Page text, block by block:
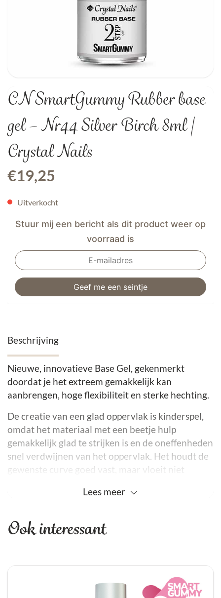
CN SmartGummy Rubber base
gel – Nr44 Silver Birch 8ml |
Crystal Nails
€19,25
Uitverkocht
Stuur mij een bericht als dit product weer op
voorraad is
Beschrijving
Nieuwe, innovatieve Base Gel, gekenmerkt
doordat je het extreem gemakkelijk kan
aanbrengen, hoge flexibiliteit en sterke hechting.
De creatie van een glad oppervlak is kinderspel,
omdat het materiaal met een beetje hulp
gemakkelijk glad te strijken is en de oneffenheden
snel verdwijnen van het oppervlak. Het houdt de
gewenste curve goed vast, maar vloeit niet
voor een snel werk tempo.
alle basisgels, waardoor hij extreem resistent is,
omdat hij zich aan alle soorten bewegingen van
de natuurlijke nagel aanpast, zodat deze beter
Lees meer
Ook interessant